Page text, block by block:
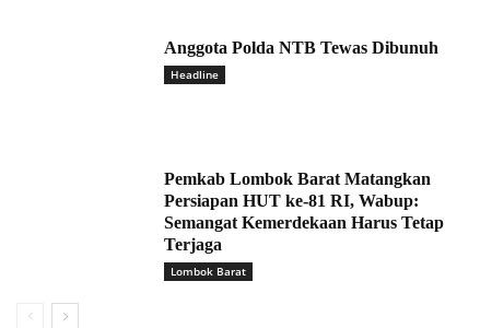
Anggota Polda NTB Tewas Dibunuh
Headline
Pemkab Lombok Barat Matangkan
Persiapan HUT ke-81 RI, Wabup:
Semangat Kemerdekaan Harus Tetap
Terjaga
Lombok Barat